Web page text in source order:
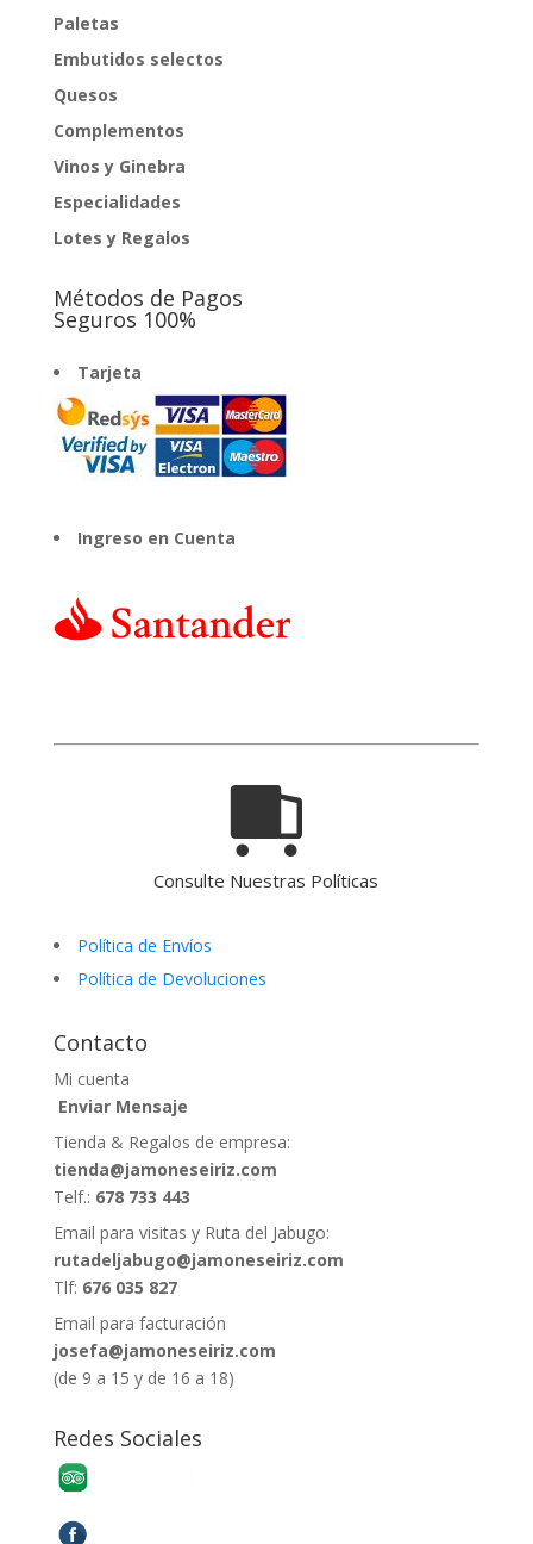
Paletas
Embutidos selectos
Quesos
Complementos
Vinos y Ginebra
Especialidades
Lotes y Regalos
Métodos de Pagos
Seguros 100%
Tarjeta
Ingreso en Cuenta
Consulte Nuestras Políticas
Política de Envíos
Política de Devoluciones
Contacto
Mi cuenta
Enviar Mensaje
Tienda & Regalos de empresa:
tienda@jamoneseiriz.com
Telf.: 678 733 443
Email para visitas y Ruta del Jabugo:
rutadeljabugo@jamoneseiriz.com
Tlf: 676 035 827
Email para facturación
josefa@jamoneseiriz.com
(de 9 a 15 y de 16 a 18)
Redes Sociales